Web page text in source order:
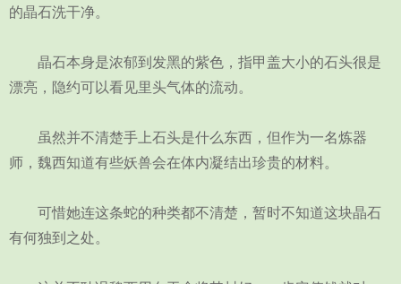
的晶石洗干净。
晶石本身是浓郁到发黑的紫色，指甲盖大小的石头很是
漂亮，隐约可以看见里头气体的流动。
虽然并不清楚手上石头是什么东西，但作为一名炼器
师，魏西知道有些妖兽会在体内凝结出珍贵的材料。
可惜她连这条蛇的种类都不清楚，暂时不知道这块晶石
有何独到之处。